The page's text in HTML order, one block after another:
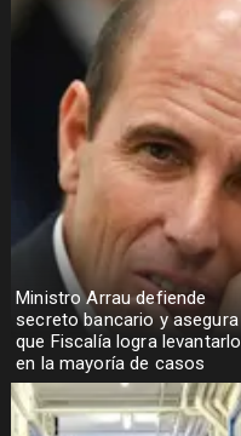
Ministro Arrau defiende
secreto bancario y asegura
que Fiscalía logra levantarlo
en la mayoría de casos